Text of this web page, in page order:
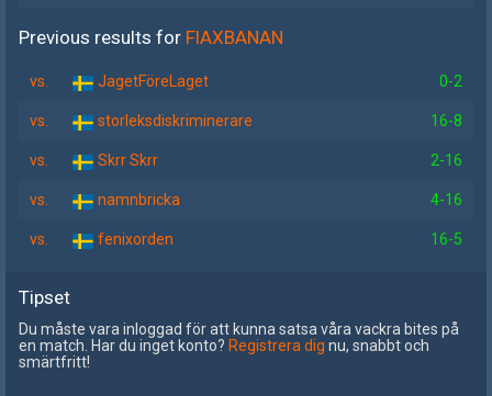
Previous results for FlAXBANAN
vs. JagetFöreLaget 0-2
vs. storleksdiskriminerare 16-8
vs. Skrr Skrr 2-16
vs. namnbricka 4-16
vs. fenixorden 16-5
Tipset
Du måste vara inloggad för att kunna satsa våra vackra bites på
en match. Har du inget konto? Registrera dig nu, snabbt och
smärtfritt!